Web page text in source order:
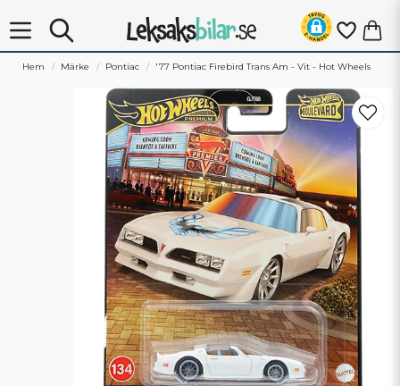
Hem Märke Pontiac '77 Pontiac Firebird Trans Am - Vit - Hot Wheels